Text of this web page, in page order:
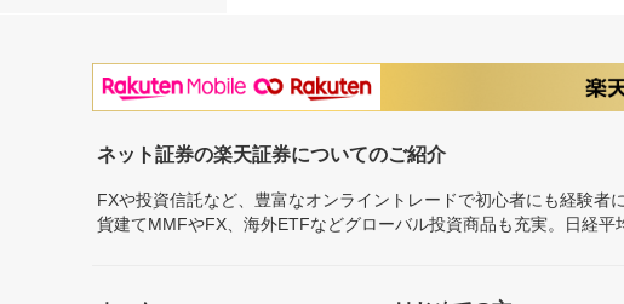
ネット証券の楽天証券についてのご紹介
FXや投資信託など、豊富なオンライントレードで初心者にも経験
貨建てMMFやFX、海外ETFなどグローバル投資商品も充実。日経平